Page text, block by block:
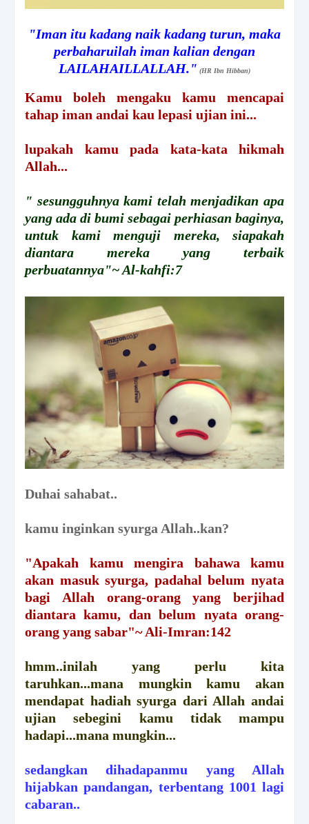
"Iman itu kadang naik kadang turun, maka
perbaharuilah iman kalian dengan
LAILAHAILLALLAH." (HR Ibn Hibban)
Kamu boleh mengaku kamu mencapai
tahap iman andai kau lepasi ujian ini...
lupakah kamu pada kata-kata hikmah
Allah...
" sesungguhnya kami telah menjadikan apa
yang ada di bumi sebagai perhiasan baginya,
untuk kami menguji mereka, siapakah
diantara mereka yang terbaik
perbuatannya"~ Al-kahfi:7
Duhai sahabat..
kamu inginkan syurga Allah..kan?
"Apakah kamu mengira bahawa kamu
akan masuk syurga, padahal belum nyata
bagi Allah orang-orang yang berjihad
diantara kamu, dan belum nyata orang-
orang yang sabar"~ Ali-Imran:142
hmm..inilah yang perlu kita
taruhkan...mana mungkin kamu akan
mendapat hadiah syurga dari Allah andai
ujian sebegini kamu tidak mampu
hadapi...mana mungkin...
sedangkan dihadapanmu yang Allah
hijabkan pandangan, terbentang 1001 lagi
cabaran..